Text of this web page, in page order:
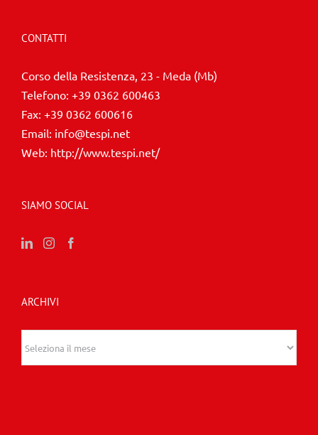
CONTATTI
Corso della Resistenza, 23 - Meda (Mb)
Telefono: +39 0362 600463
Fax: +39 0362 600616
Email: info@tespi.net
Web: http://www.tespi.net/
SIAMO SOCIAL
ARCHIVI